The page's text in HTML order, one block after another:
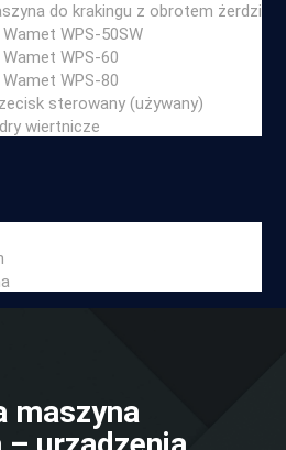
do krakingu z obrotem żerdzi
WPS-50SW
WPS-60
WPS-80
sterowany (używany)
wiertnicze
maszyna